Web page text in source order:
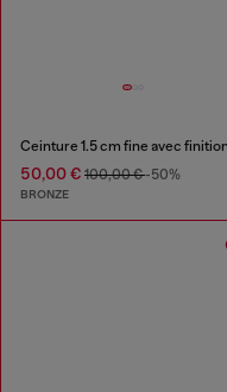
50,00 € 100,00 €-50%
BRONZE